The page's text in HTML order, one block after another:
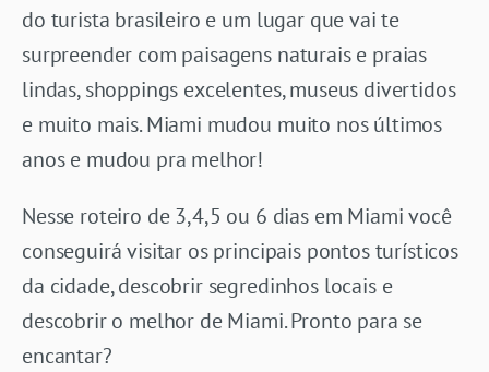
do turista brasileiro e um lugar que vai te
surpreender com paisagens naturais e praias
lindas, shoppings excelentes, museus divertidos
e muito mais. Miami mudou muito nos últimos
anos e mudou pra melhor!
Nesse roteiro de 3,4,5 ou 6 dias em Miami você
conseguirá visitar os principais pontos turísticos
da cidade, descobrir segredinhos locais e
descobrir o melhor de Miami. Pronto para se
encantar?